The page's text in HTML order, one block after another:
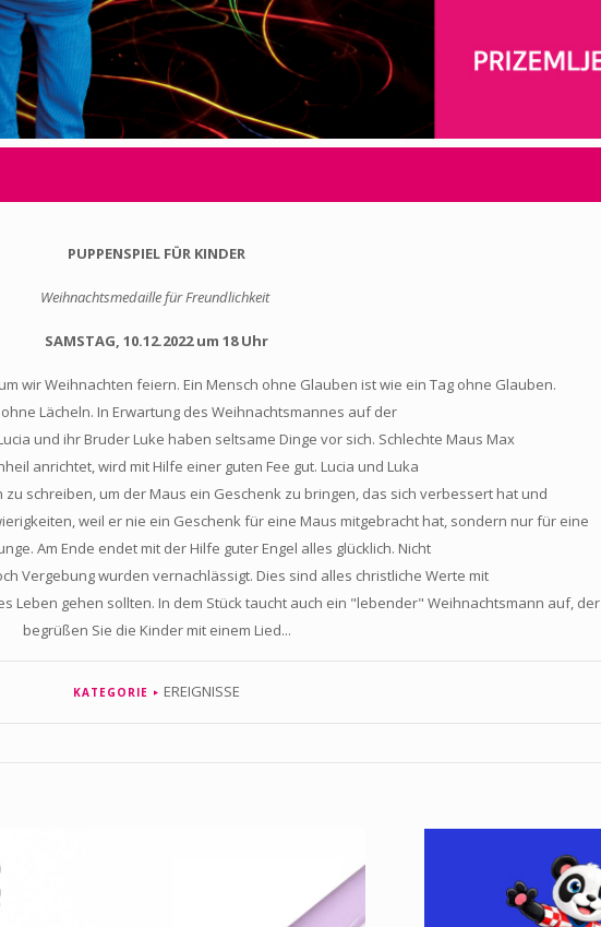
PUPPENSPIEL FÜR KINDER
Weihnachtsmedaille für Freundlichkeit
SAMSTAG, 10.12.2022 um 18 Uhr
wir Weihnachten feiern. Ein Mensch ohne Glauben ist wie ein Tag ohne Glauben.
Lächeln. In Erwartung des Weihnachtsmannes auf der
und ihr Bruder Luke haben seltsame Dinge vor sich. Schlechte Maus Max
anrichtet, wird mit Hilfe einer guten Fee gut. Lucia und Luka
schreiben, um der Maus ein Geschenk zu bringen, das sich verbessert hat und
weil er nie ein Geschenk für eine Maus mitgebracht hat, sondern nur für eine
Am Ende endet mit der Hilfe guter Engel alles glücklich. Nicht
Vergebung wurden vernachlässigt. Dies sind alles christliche Werte mit
Leben gehen sollten. In dem Stück taucht auch ein "lebender" Weihnachtsmann auf, der
begrüßen Sie die Kinder mit einem Lied...
KATEGORIE EREIGNISSE